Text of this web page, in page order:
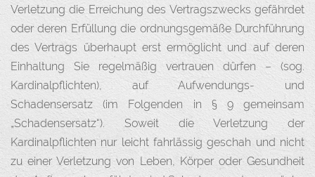
Verletzung die Erreichung des Vertragszwecks gefährdet
oder deren Erfüllung die ordnungsgemäße Durchführung
des Vertrags überhaupt erst ermöglicht und auf deren
Einhaltung Sie regelmäßig vertrauen dürfen – (sog.
Kardinalpflichten), auf Aufwendungs- und
Schadensersatz (im Folgenden in § 9 gemeinsam
„Schadensersatz“). Soweit die Verletzung der
Kardinalpflichten nur leicht fahrlässig geschah und nicht
zu einer Verletzung von Leben, Körper oder Gesundheit